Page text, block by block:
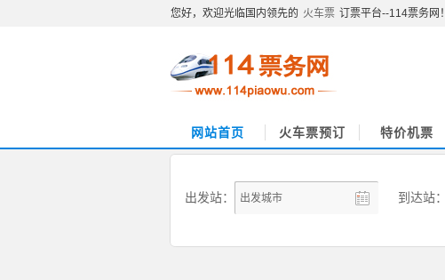
您好，欢迎光临国内领先的 火车票 订票平台--114票务网！
网站首页 火车票预订 特价机票
出发站： 到达站：